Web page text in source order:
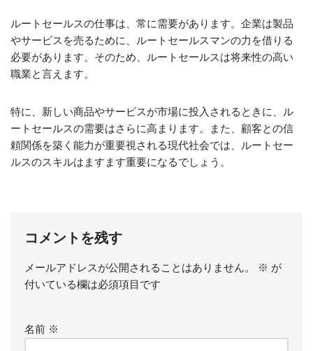
ルートセールスの仕事は、常に需要があります。企業は製品
やサービスを売るために、ルートセールスマンの力を借りる
必要があります。そのため、ルートセールスは将来性の高い
職業と言えます。
特に、新しい商品やサービスが市場に投入されるときに、ル
ートセールスの需要はさらに高まります。また、顧客との信
頼関係を築く能力が重要視される現代社会では、ルートセー
ルスのスキルはますます重要になるでしょう。
コメントを残す
メールアドレスが公開されることはありません。 ※ が
付いている欄は必須項目です
名前 ※